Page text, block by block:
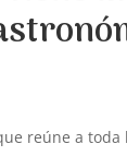
reúne a toda